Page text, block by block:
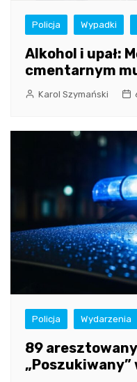
Policja Wypadki
Alkohol i upał:
cmentarnym
Karol Szymański
Policja Wydarzenia
89
„Poszukiwany”